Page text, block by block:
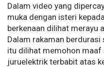
Dalam video yang
muka dengan isteri
berkenaan dilihat merayu
Dalam rakaman
itu dilihat memohon maaf
juruelektrik terbabit atas